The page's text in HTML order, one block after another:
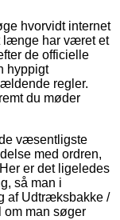
hvorvidt internet
længe har været et
de officielle
hyppigt
regler.
du møder
væsentligste
med ordren,
er det ligeledes
så man i
af Udtræksbakke /
om man søger